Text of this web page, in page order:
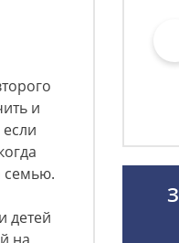
и
семью.
детей